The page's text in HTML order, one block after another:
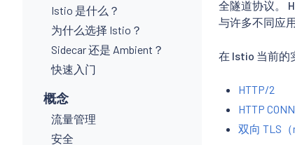
Istio 是什么？
为什么选择 Istio？
Sidecar 还是 Ambient？
快速入门
概念
流量管理
安全
全隧道协议。
与许多不同应
在 Istio 当前的
HTTP/2
HTTP
双向 TLS（